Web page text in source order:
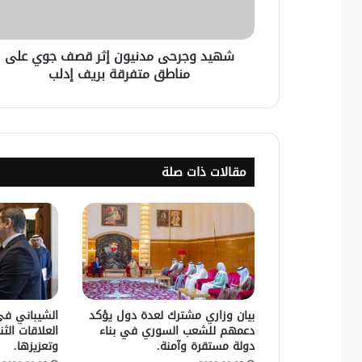
شهيد وجرحى مدنيون إثر قصف جوي على
مناطق متفرقة بريف إدلب
مقالات ذات صلة
بيان وزاري مشترك لعدة دول يؤكد
دعمهم للشعب السوري في بناء
دولة مستقرة وآمنة.
الشيباني
العلاقات
وتعزيزها.